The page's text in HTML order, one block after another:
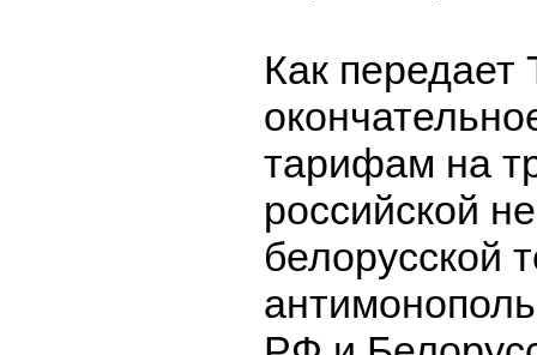
Как
тарифам на
российской
белорусской